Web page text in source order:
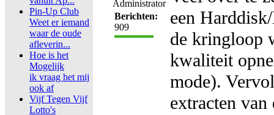
Pin-Up Club
Weet er iemand
waar de oude
afleverin...
Hoe is het
Mogelijk
ik vraag het mij
ook af
Vijf Tegen Vijf
Lotto's
Administrator
Berichten:
909
een
de kringloop
kwaliteit
mode).
extracten